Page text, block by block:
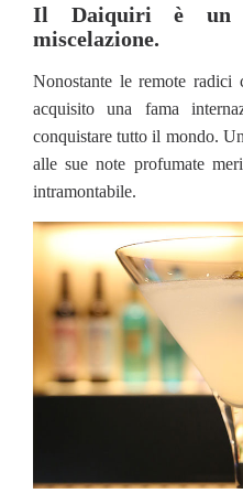
Il Daiquiri è un
miscelazione.
Nonostante le remote
acquisito una fama
conquistare tutto il mondo.
alle sue note profumate
intramontabile.